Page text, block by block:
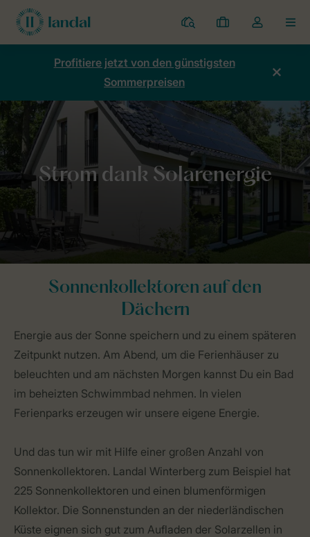
Ferienparks
Meine
Buchungen
Dropdown-
Menü
Kontos
Profitiere jetzt von den günstigsten
Sommerpreisen
Home Nachhaltigkeit Energie & Abfall Solarenergie
Sonnenkollektoren auf den
Dächern
Energie aus der Sonne speichern und zu einem späteren
Zeitpunkt nutzen. Am Abend, um die Ferienhäuser zu
beleuchten und am nächsten Morgen kannst Du ein Bad
im beheizten Schwimmbad nehmen. In vielen
Ferienparks erzeugen wir unsere eigene Energie.
Und das tun wir mit Hilfe einer großen Anzahl von
Sonnenkollektoren. Landal Winterberg zum Beispiel hat
225 Sonnenkollektoren und einen blumenförmigen
Kollektor. Die Sonnenstunden an der niederländischen
Küste eignen sich gut zum Aufladen der Solarzellen in